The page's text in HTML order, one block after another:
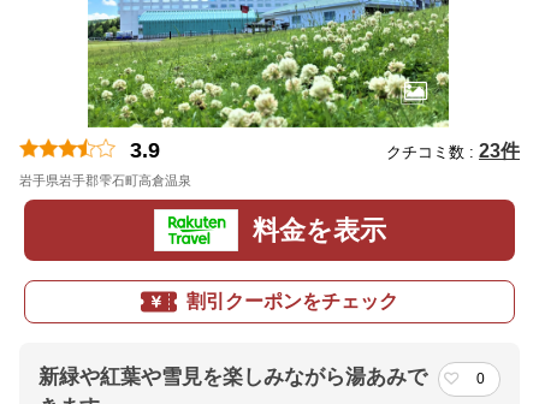
3.9 クチコミ数 : 23件
岩手県岩手郡雫石町高倉温泉
料金を表示
割引クーポンをチェック
新緑や紅葉や雪見を楽しみながら湯あみで
0